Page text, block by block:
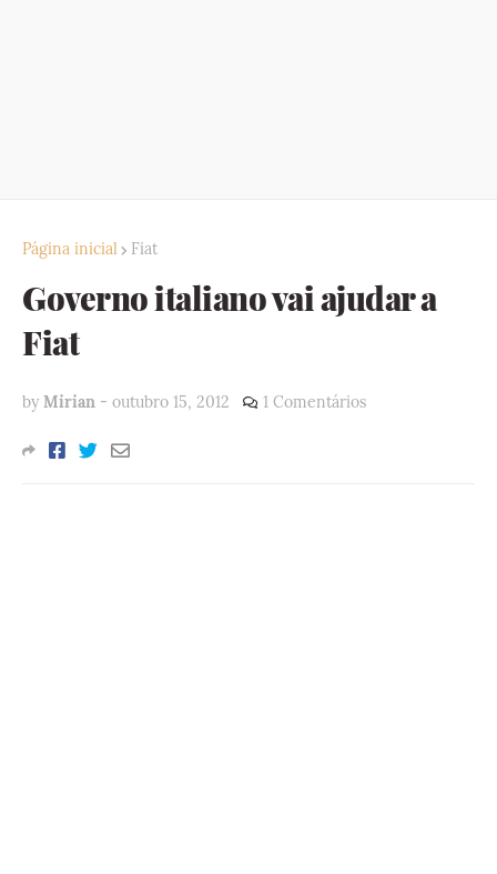
Página inicial Fiat
Governo italiano vai ajudar a
Fiat
by Mirian - outubro 15, 2012 1 Comentários